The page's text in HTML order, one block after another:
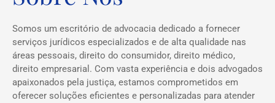
Somos um escritório de advocacia dedicado a fornecer
serviços jurídicos especializados e de alta qualidade nas
áreas pessoais, direito do consumidor, direito médico,
direito empresarial. Com vasta experiência e dois advogados
apaixonados pela justiça, estamos comprometidos em
oferecer soluções eficientes e personalizadas para atender